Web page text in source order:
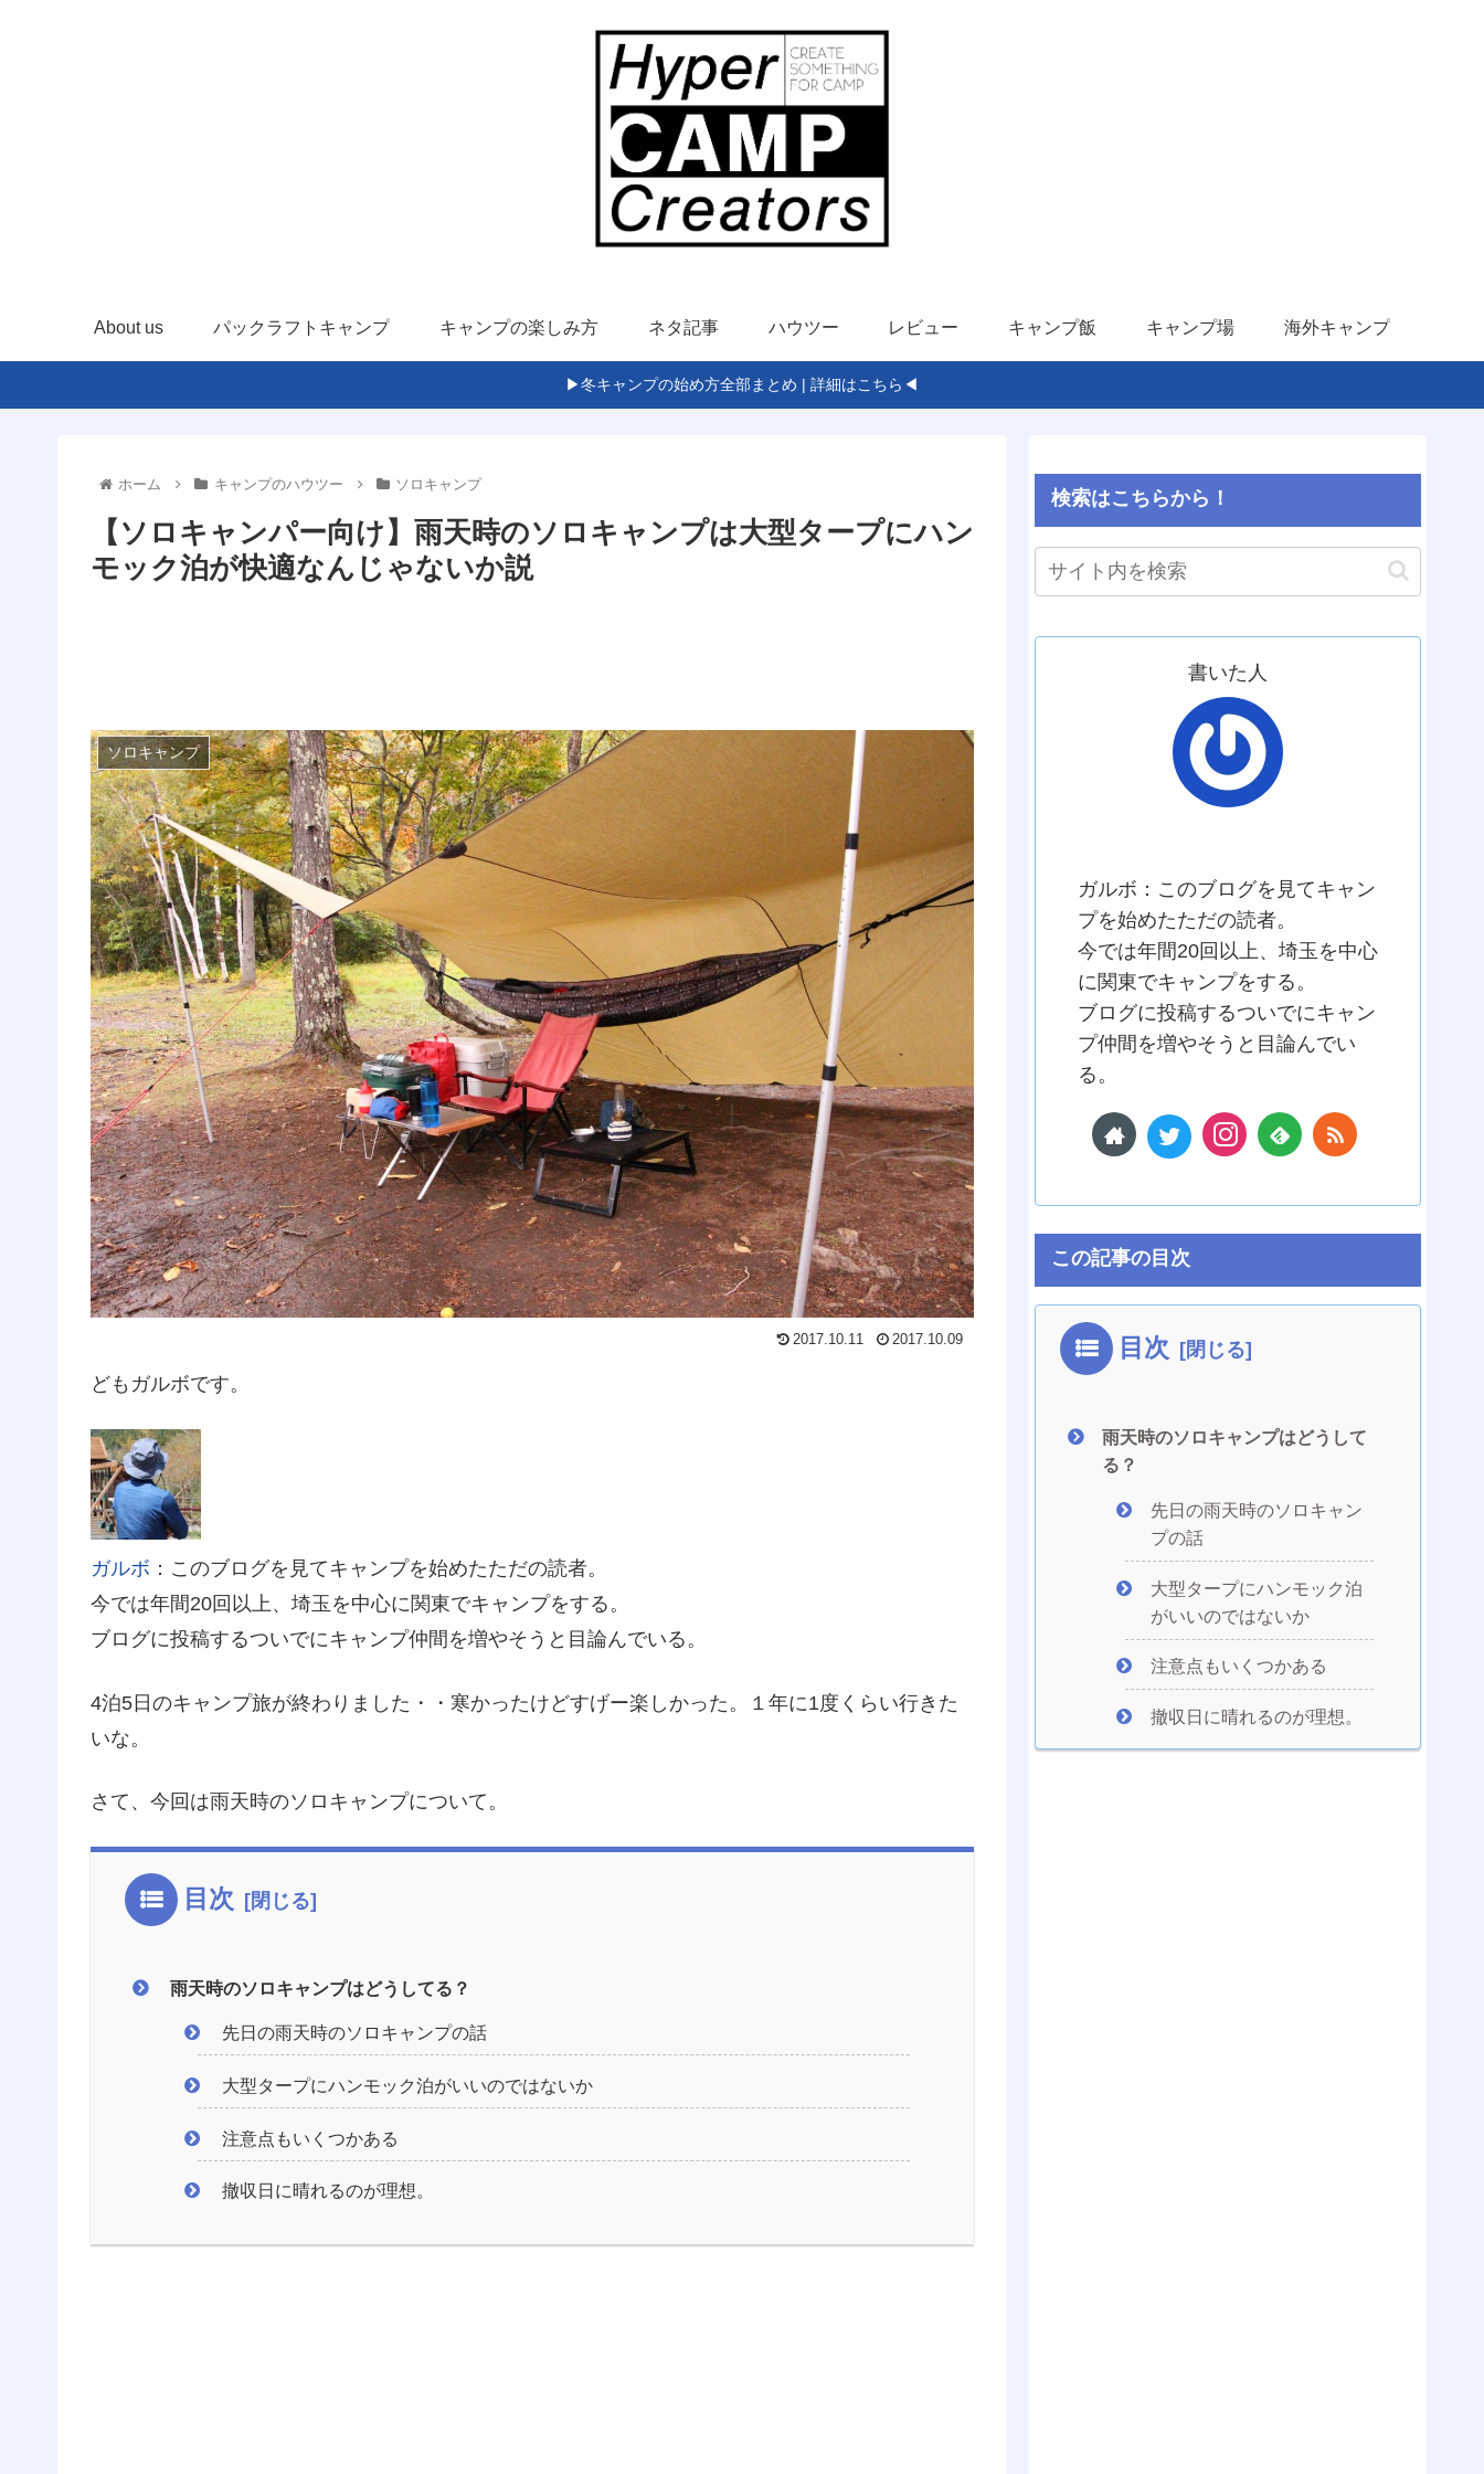
About us パックラフトキャンプ キャンプの楽しみ方 ネタ記事 ハウツー レビュー キャンプ飯 キャンプ場 海外キャンプ
▶冬キャンプの始め方全部まとめ | 詳細はこちら◀
ホーム キャンプのハウツー ソロキャンプ
【ソロキャンパー向け】雨天時のソロキャンプは大型タープにハン
モック泊が快適なんじゃないか説
ソロキャンプ
2017.10.11 2017.10.09
どもガルボです。
ガルボ ：このブログを見てキャンプを始めたただの読者。
今では年間20回以上、埼玉を中心に関東でキャンプをする。
ブログに投稿するついでにキャンプ仲間を増やそうと目論んでいる。
4泊5日のキャンプ旅が終わりました・・寒かったけどすげー楽しかった。１年に1度くらい行きた
いな。
さて、今回は雨天時のソロキャンプについて。
目次
雨天時のソロキャンプはどうしてる？
先日の雨天時のソロキャンプの話
大型タープにハンモック泊がいいのではないか
注意点もいくつかある
撤収日に晴れるのが理想。
検索はこちらから！
書いた人
ガルボ：このブログを見てキャン
プを始めたただの読者。
今では年間20回以上、埼玉を中心
に関東でキャンプをする。
ブログに投稿するついでにキャン
プ仲間を増やそうと目論んでい
る。
この記事の目次
目次
雨天時のソロキャンプはどうして
る？
先日の雨天時のソロキャン
プの話
大型タープにハンモック泊
がいいのではないか
注意点もいくつかある
撤収日に晴れるのが理想。